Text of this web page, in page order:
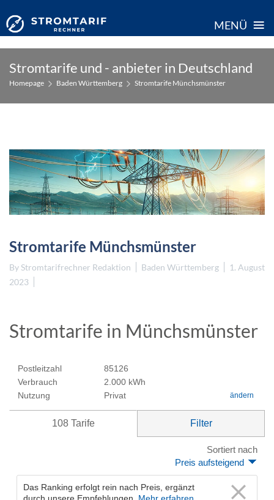
MENÜ ≡
content
Stromtarife und - anbieter in Deutschland
Homepage Baden Württemberg Stromtarife Münchsmünster
Stromtarife Münchsmünster
By Stromtarifrechner Redaktion Baden Württemberg
1. August
2023
Stromtarife in Münchsmünster